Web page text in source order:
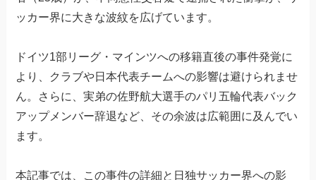
ッカー界に大きな波紋を広げています。
ドイツ1部リーグ・マインツへの移籍直後の事件発覚に
より、クラブや日本代表チームへの影響は避けられませ
ん。さらに、実弟の佐野航大選手のパリ五輪代表バック
アップメンバー辞退など、その余波は広範囲に及んでい
ます。
本記事では、この事件の詳細と日独サッカー界への影